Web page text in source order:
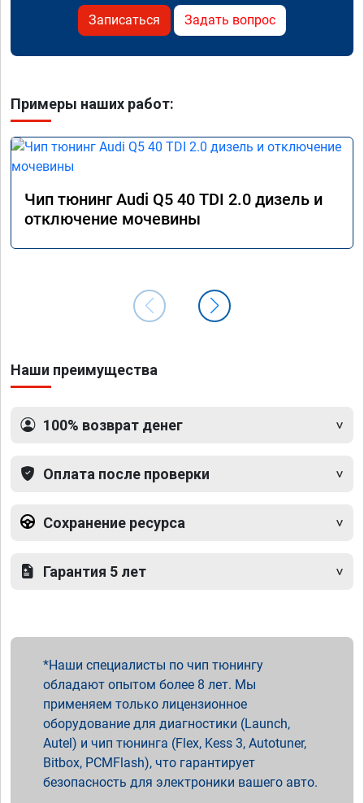
Записаться Задать вопрос
Примеры наших работ:
Чип тюнинг Audi Q5 40 TDI 2.0 дизель и
отключение мочевины
Наши преимущества
100% возврат денег
Оплата после проверки
Сохранение ресурса
Гарантия 5 лет
Наши специалисты по чип тюнингу
обладают опытом более 8 лет. Мы
применяем только лицензионное
оборудование для диагностики (Launch,
Autel) и чип тюнинга (Flex, Kess 3, Autotuner,
Bitbox, PCMFlash), что гарантирует
безопасность для электроники вашего авто.